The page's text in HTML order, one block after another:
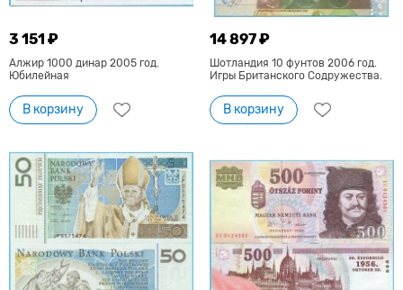
3 151 ₽
Алжир 1000 динар 2005 год.
Юбилейная
В корзину
14 897 ₽
Шотландия 10 фунтов 2006 год.
Игры Британского Содружества.
В корзину